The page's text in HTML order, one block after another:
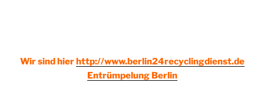
Wir sind hierhttp://www.berlin24recyclingdienst.de
Entrümpelung Berlin